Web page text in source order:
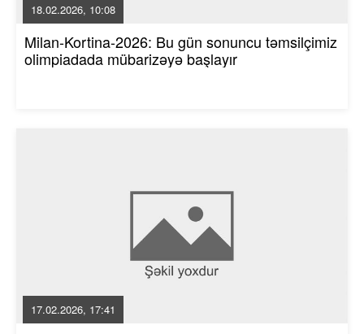
18.02.2026, 10:08
Milan-Kortina-2026: Bu gün sonuncu təmsilçimiz
olimpiadada mübarizəyə başlayır
17.02.2026, 17:41